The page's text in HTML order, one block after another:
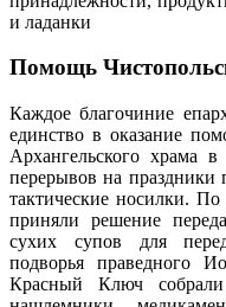
и ладанки
Помощь
Каждое благочиние
единство в оказание
Архангельского храма
перерывов на праздники
тактические носилки.
приняли решение
сухих супов для
подворья праведного
Красный Ключ